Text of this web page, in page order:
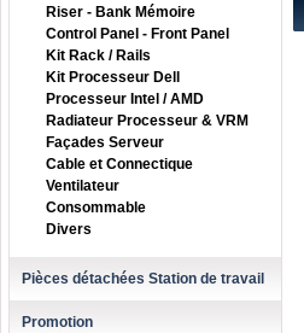
Riser - Bank Mémoire
Control Panel - Front Panel
Kit Rack / Rails
Kit Processeur Dell
Processeur Intel / AMD
Radiateur Processeur & VRM
Façades Serveur
Cable et Connectique
Ventilateur
Consommable
Divers
Pièces détachées Station de travail
Promotion